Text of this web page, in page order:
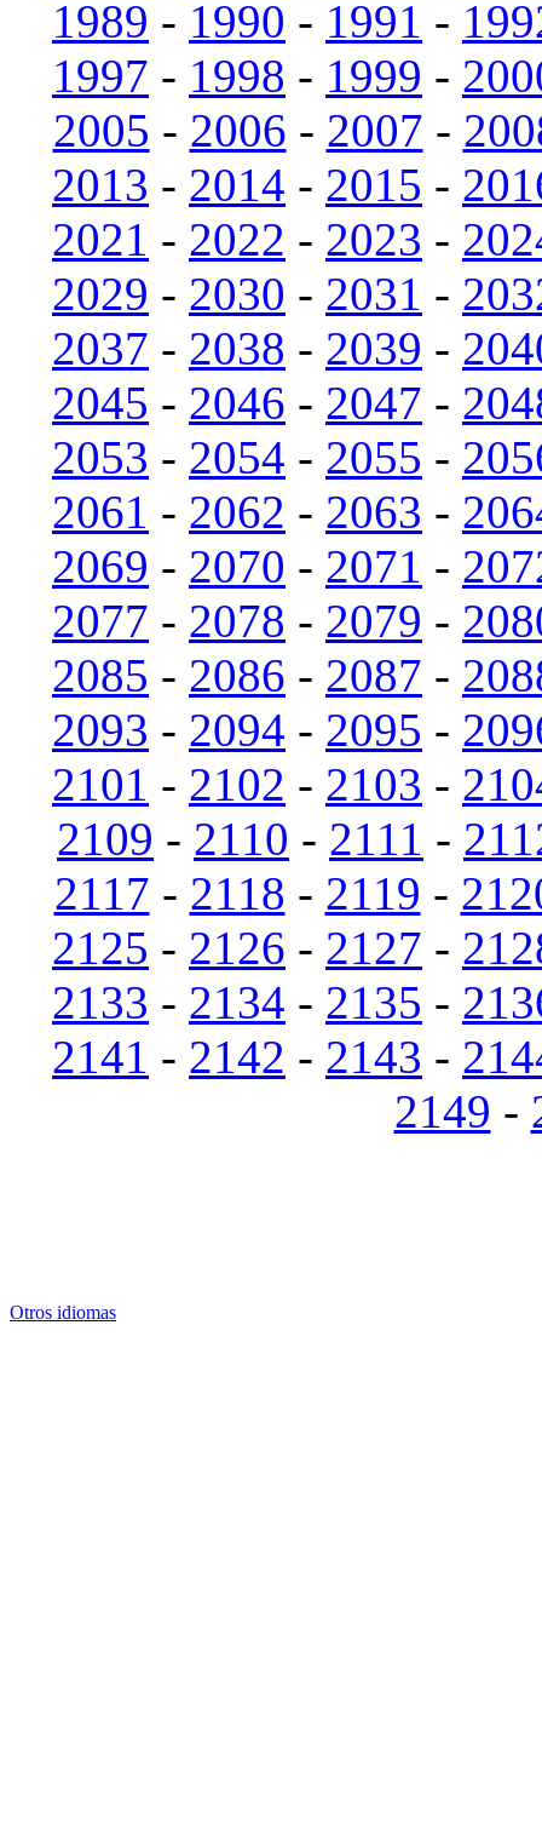
1989 - 1990 - 1991 -
1997 - 1998 - 1999 -
2005 - 2006 - 2007 -
2013 - 2014 - 2015 -
2021 - 2022 - 2023 -
2029 - 2030 - 2031 -
2037 - 2038 - 2039 -
2045 - 2046 - 2047 -
2053 - 2054 - 2055 -
2061 - 2062 - 2063 -
2069 - 2070 - 2071 -
2077 - 2078 - 2079 -
2085 - 2086 - 2087 -
2093 - 2094 - 2095 -
2101 - 2102 - 2103 -
2109 - 2110 - 2111 -
2117 - 2118 - 2119 -
2125 - 2126 - 2127 -
2133 - 2134 - 2135 -
2141 - 2142 - 2143 -
2149 -
Otros idiomas